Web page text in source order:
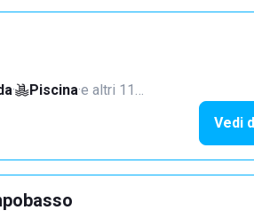
· Piscina·e altri 11…
Vedi